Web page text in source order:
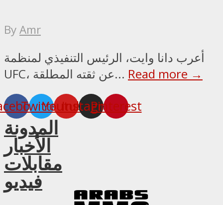
ByAmr
أعرب دانا وايت، الرئيس التنفيذي لمنظمة
UFC، عن ثقته المطلقة... Read more →
TwitterYoutube
Instagram
Pinterest
المدونة
الأخبار
مقابلات
فيديو